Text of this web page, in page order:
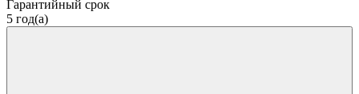
Гарантийный срок
5 год(а)